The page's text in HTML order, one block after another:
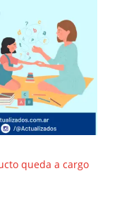
queda a cargo